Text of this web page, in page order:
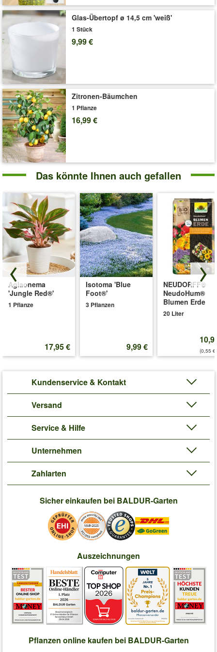
Den passenden Übertopf finden Sie hier >>
Art.-Nr.:
7816
Liefergröße:12 cm-Topf, ca. 20-30 cm hoch
Glas-Übertopf ø 14,5 cm 'weiß'
1 Stück
9,99 €
Zitronen-Bäumchen
1 Pflanze
16,99 €
Das könnte Ihnen auch gefallen
Aglaonema
'Jungle Red®'
1 Pflanze
17,95 €
Isotoma 'Blue
Foot®'
3 Pflanzen
9,99 €
NEUDORFF®
NeudoHum®
Blumen Erde
20 Liter
(0,55
Kundenservice & Kontakt
Versand
Service & Hilfe
Unternehmen
Zahlarten
Sicher einkaufen bei BALDUR-Garten
Auszeichnungen
Pflanzen online kaufen bei BALDUR-Garten